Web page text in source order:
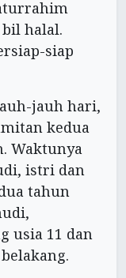
halal.
siap
jauh hari,
kedua
Waktunya
istri dan
tahun
usia 11 dan